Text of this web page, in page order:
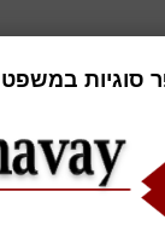
סוגיות במשפט